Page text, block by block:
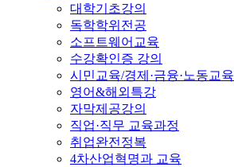
대학기초강의
독학학위전공
소프트웨어교육
수강확인증 강의
시민교육/경제·금융·노동교육
영어&해외특강
자막제공강의
직업·직무 교육과정
취업완전정복
4차산업혁명과 교육